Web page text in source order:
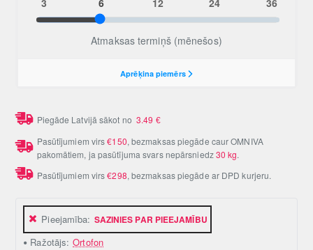
Pieejamība: SAZINIES PAR PIEEJAMĪBU
Ražotājs: Ortofon
Piegāde Latvijā sākot no3.49 €
Pasūtījumiem virs€150, bezmaksas piegāde caur OMNIVA
pakomātiem, ja pasūtījuma svars nepārsniedz30 kg.
Pasūtījumiem virs€298, bezmaksas piegāde ar DPD kurjeru.